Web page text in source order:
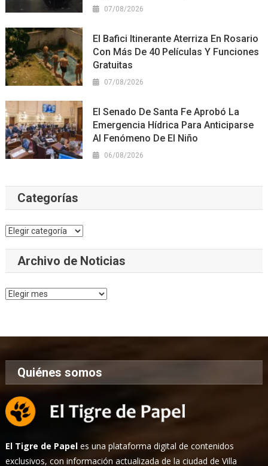
07/08/2026
El Bafici Itinerante Aterriza En Rosario
Con Más De 40 Películas Y Funciones
Gratuitas
07/08/2026
El Senado De Santa Fe Aprobó La
Emergencia Hídrica Para Anticiparse
Al Fenómeno De El Niño
06/08/2026
Categorías
Categorías
Archivo de Noticias
Archivo
Quiénes somos
El Tigre de Papel es una plataforma digital de contenidos
exclusivos, con información actualizada de la ciudad de Villa